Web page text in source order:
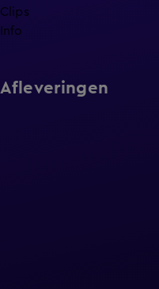
Clips
Info
Afleveringen